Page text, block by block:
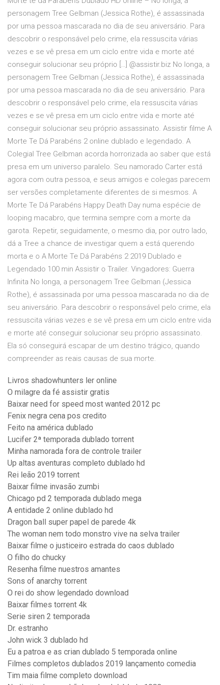
personagem Tree Gelbman (Jessica Rothe), é assassinada
por uma pessoa mascarada no dia de seu aniversário. Para
descobrir o responsável pelo crime, ela ressuscita várias
vezes e se vê presa em um ciclo entre vida e morte até
conseguir solucionar seu próprio […] @assistir.biz No longa, a
personagem Tree Gelbman (Jessica Rothe), é assassinada
por uma pessoa mascarada no dia de seu aniversário. Para
descobrir o responsável pelo crime, ela ressuscita várias
vezes e se vê presa em um ciclo entre vida e morte até
conseguir solucionar seu próprio assassinato. Assistir filme A
Morte Te Dá Parabéns 2 online dublado e legendado. A
Colegial Tree Gelbman acorda horrorizada ao saber que está
presa em um universo paralelo. Seu namorado Carter está
agora com outra pessoa, e seus amigos e colegas parecem
ser versões completamente diferentes de si mesmos. A
Morte Te Dá Parabéns Happy Death Day numa espécie de
looping macabro, que termina sempre com a morte da
garota. Repetir, seguidamente, o mesmo dia, por outro lado,
dá a Tree a chance de investigar quem a está querendo
morta e o A Morte Te Dá Parabéns 2 2019 Dublado e
Legendado 100 min Assistir o Trailer. Vingadores: Guerra
Infinita No longa, a personagem Tree Gelbman (Jessica
Rothe), é assassinada por uma pessoa mascarada no dia de
seu aniversário. Para descobrir o responsável pelo crime, ela
ressuscita várias vezes e se vê presa em um ciclo entre vida
e morte até conseguir solucionar seu próprio assassinato.
Ela só conseguirá escapar de um destino trágico, quando
compreender as reais causas de sua morte.
Livros shadowhunters ler online
O milagre da fé assistir gratis
Baixar need for speed most wanted 2012 pc
Fenix negra cena pos credito
Feito na américa dublado
Lucifer 2ª temporada dublado torrent
Minha namorada fora de controle trailer
Up altas aventuras completo dublado hd
Rei leão 2019 torrent
Baixar filme invasão zumbi
Chicago pd 2 temporada dublado mega
A entidade 2 online dublado hd
Dragon ball super papel de parede 4k
The woman nem todo monstro vive na selva trailer
Baixar filme o justiceiro estrada do caos dublado
O filho do chucky
Resenha filme nuestros amantes
Sons of anarchy torrent
O rei do show legendado download
Baixar filmes torrent 4k
Serie siren 2 temporada
Dr. estranho
John wick 3 dublado hd
Eu a patroa e as crian dublado 5 temporada online
Filmes completos dublados 2019 lançamento comedia
Tim maia filme completo download